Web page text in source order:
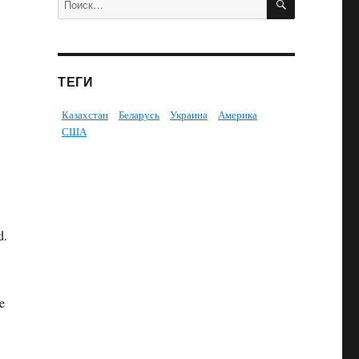
ТЕГИ
Казахстан Беларусь Украина
Америка
США